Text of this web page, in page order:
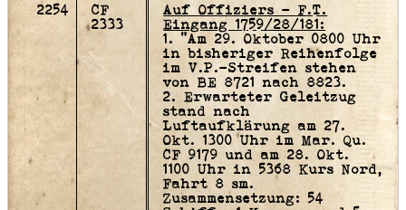
2254
CF
2333
Auf Offiziers - F.T.
Eingang 1759/28/181:
1. "Am 29. Oktober 0800 Uhr
in bisheriger Reihenfolge
im V.P.-Streifen stehen
von BE 8721 nach 8823.
2. Erwarteter Geleitzug
stand nach
Luftaufklärung am 27.
Okt. 1300 Uhr im Mar. Qu.
CF 9179 und am 28. Okt.
1100 Uhr in 5368 Kurs Nord,
Fahrt 8 sm.
Zusammensetzung: 54